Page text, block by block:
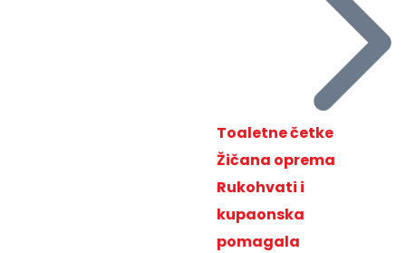
Toaletne četke
Žičana oprema
Rukohvati i
kupaonska
pomagala